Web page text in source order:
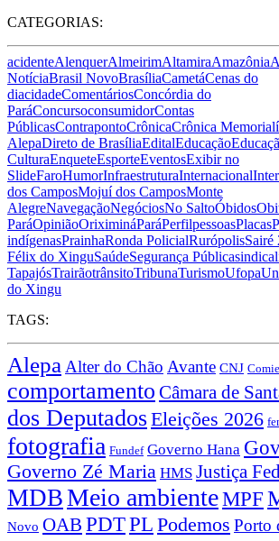
CATEGORIAS:
acidenteAlenquerAlmeirimAltamiraAmazônia
NotíciaBrasil NovoBrasíliaCametáCenas do
diacidadeComentáriosConcórdia do
ParáConcursoconsumidorContas
PúblicasContrapontoCrônicaCrônica
AlepaDireto de BrasíliaEditalEducação
CulturaEnqueteEsporteEventosExibir no
SlideFaroHumorInfraestruturaInternacional
dos CamposMojuí dos CamposMonte
AlegreNavegaçãoNegóciosNo SaltoÓbidos
ParáOpiniãoOriximináParáPerfilpessoasPlacas
indígenasPrainhaRonda PolicialRurópolisSairé
Félix do XinguSaúdeSegurança Pública
TapajósTrairãotrânsitoTribunaTurismoUfopa
do Xingu
TAGS:
Alepa Alter do Chão Avante CNJ
comportamento Câmara de
dos DeputadosEleições 2026
fotografia Fundef Governo Hana
Governo Zé Maria HMS Justiça
MDBMeio ambienteMPF
Novo OAB PDTPL Podemos Porto